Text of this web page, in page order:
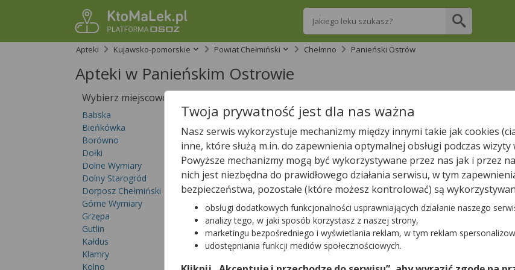
Wpisz nazwę leku
Apteki
Kujawsko-pomorskie Powiat Chełmiński Chełmno Panieński Ostrów
Apteki w Panieńskim Ostrowie
Wybierz miejscowość
Babska
Bieńkówka
Borówno
Dołki
Dolne Wymiary
Dolny Starogród
Dorposz Chełmiński
Górne Wymiary
Grzępa
Gutlin
Kałdus
Klamry
Kolno
Sprawdź, które apteki w Panieńskim Ostrowie
teraz!
Wpisz nazwę leku
Tylko otwarte apteki
Twoja prywatność jest dla nas ważna
Nasz serwis wykorzystuje mechanizmy między innymi takie jak cookies
inne, które służą m.in. do zapewnienia optymalnej obsługi podczas wizyty
Powyższe mechanizmy mogą być wykorzystywane przez nas jak i przez
nich jest niezbędna do prawidłowego działania serwisu, w tym
bezpieczeństwa, pozostałe (które możesz kontrolować) są
obsługi dodatkowych funkcjonalności usprawniających działanie naszego
analizy tego, w jaki sposób korzystasz z naszej strony,
marketingu bezpośredniego i wyświetlania reklam, w tym reklam
udostępniania funkcji mediów społecznościowych.